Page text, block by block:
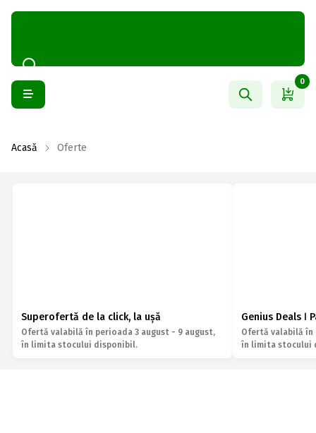
0
Acasă Oferte
Superofertă de la click, la ușă
Ofertă valabilă în perioada 3 august - 9 august,
în limita stocului disponibil.
Genius Deals ǀ
Ofertă valabilă în
în limita stocului